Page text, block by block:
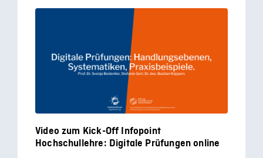
Video zum Kick-Off Infopoint
Hochschullehre: Digitale Prüfungen online